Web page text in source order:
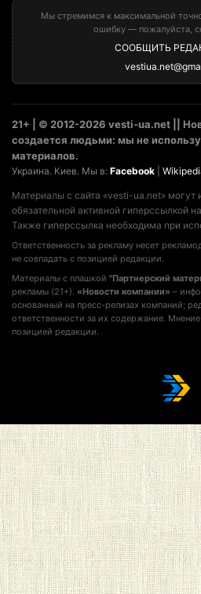
Мы стремимся к максимальной
ошибку — пожалуйста,
СООБЩИТЬ
21+ | © 2012-2026 vesti-ua.net ||
создается людьми: мы не
материалов.
Украина. Киев. Мы в: Facebook
Материалы с сайта «vesti-ua.net» могут
обязательной активной гиперссылкой
Также гиперссылка необходима при
Ответственность за рекламу несет
не совпадать с позицией редакции.
Материалы с плашкой "Партнерский
рекламы (21+). «Новости компании» –
основанный на пресс-релизах компаний;
ответственности за их содержание.
позицией редакции.